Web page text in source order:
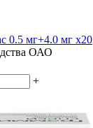
0.5 мг+4.0 мг x20
ОАО
+